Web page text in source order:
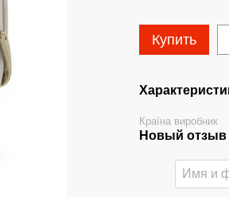
Купить
Країна виробник
Новый отзыв